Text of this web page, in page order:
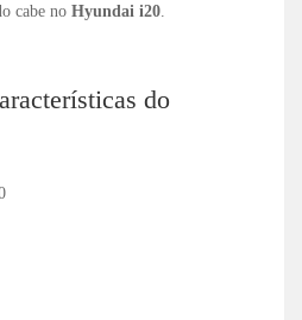
cabe noHyundai i20
do